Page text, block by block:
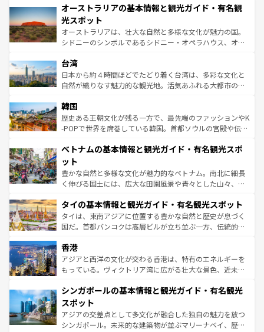
文化が魅力。旅行者はアメリカの各地域で異なる魅力を楽
しみながら、その多様性と豊かな歴史を感じることができ
るだろう。車でのロードトリップや列車の旅も、アメリカ
ならではの贅沢な旅のスタイルだ。 なお、新着のアメリカ
情報は コンテンツ一覧 を参照してほしい。
ワイ島は見逃せない。また、定番の観光地といえばオアフ
島だが、静かな自然を求めるならマウイ島やカウアイ島が
おすすめ。エメラルドグリーンに輝く海をはじめ、豊かな
文化や歴史が息づいている。「アロハスピリット」と呼ば
人々、おいしいローカルフードやハワイアンミュージッ
ク、伝統的なフラダンスなど、すべてがハワイの魅力を彩
っている。訪れるたびに新しい発見と感動が待っているハ
はコンテンツ一覧
オーストラリアの基本情報と観光ガイド・有名観
光スポット
オーストラリアは、壮大な自然と多様な文化が魅力の国。
シドニーのシンボルであるシドニー・オペラハウス、オー
リアリーフや大陸中央部にそびえるウルル（エアーズロッ
ク）、タスマニアの美しい原生林やケアンズの熱帯雨林な
ど、見どころがたくさん。また、カフェやワイン、オージ
いる。アクティビティも充実しており、サーフィンやダイ
ビング、ハイキングなど、アウトドア好きにはたまらな
い。オーストラリアの多彩な魅力を存分に味わいつくそ
参照してほしい。
台湾
日本から約４時間ほどでたどり着く台湾は、多彩な文化と
自然が織りなす魅力的な観光地。活気あふれる大都市の台
ン）、静ひつな山岳地帯である台湾東部など、都市の喧騒
と山間の静けさが共存しており、訪れる人に新しい発見と
驚きをもたらしてくれる。また、奥深い台湾の食文化も魅
容にもいいと評判のスイーツなど、バラエティ豊かな料理
照してほしい。
韓国
歴史ある王朝文化が残る一方で、最先端のファッションやK
-POPで世界を席巻している韓国。首都ソウルの宮殿や伝統
き、地方に足を延ばせば四季折々の自然美を楽しむことが
できる。そして、キムチや焼肉、絶品のストリートフード
まで、さまざまな韓国料理が待っている。夜には、韓国な
らではのナイトライフも堪能できる。あたたかいホスピタ
わってみてほしい。 なお、新着の韓国情報はコンテンツ一
覧 を参照してほしい。
ベトナムの基本情報と観光ガイド・有名観光スポ
ット
豊かな自然と多様な文化が魅力的なベトナム。南北に細長
く伸びる国土には、広大な田園風景や青々とした山々、世
急速な発展と共に伝統が息づく。ハノイの古い町並みやホ
ーチミン市のフランス統治時代の建物も、独特の雰囲気を
醸し出している。また、バラエティの豊かさとおいしさで
とつ。フォーやバインミー、ベトナムコーヒーなどは、ぜ
ひ現地で味わいたい。どの地域を訪れてもあたたかい人々
が旅行者を迎えてくれるので、きっと忘れられない旅にな
参照してほしい。
タイの基本情報と観光ガイド・有名観光スポット
タイは、東南アジアに位置する豊かな自然と歴史が息づく
国だ。首都バンコクは高層ビルが立ち並ぶ一方、伝統的な
の活気が交差している。北部ではチェンマイなどの山岳地
帯で自然と触れ合い、南部ではプーケットやクラビの美し
いビーチでリゾート気分を楽しむことができる。タイ料理
激する。気候は一年中温暖で、どの季節にも異なる楽しみ
が待っている。親しみやすいタイの人々、仏教を中心とし
た文化、そして多様な観光資源が、訪れる旅人を魅了し続
ける。 なお、新着のタイ情報はコンテンツ一覧を参照して
香港
アジアと西洋の文化が交わる香港は、特有のエネルギーを
もっている。ヴィクトリア湾に広がる壮大な景色、近未来
み、どこを訪れても感動するはず。観光スポットが密集し
ており、効率よく見どころを回れるのも魅力。息をのむよ
うな絶景から文化的な体験まで、香港を存分に楽しみ尽く
そう。 なお、新着の香港情報はコンテンツ一覧を参照して
シンガポールの基本情報と観光ガイド・有名観光
スポット
アジアの交差点として多文化が融合した独自の魅力を放つ
シンガポール。未来的な建築物が並ぶマリーナベイ、歴史